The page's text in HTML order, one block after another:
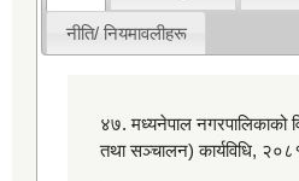
नीति/ नियमावलीहरू
४७. मध्यनेपाल नगरपालिकाको
तथा सञ्चालन) कार्यविधि,